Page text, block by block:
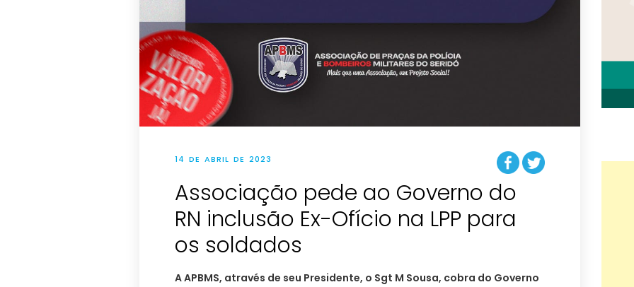
14 DE ABRIL DE 2023
Associação pede ao Governo do
RN inclusão Ex-Ofício na LPP para
os soldados
A APBMS, através de seu Presidente, o Sgt M Sousa, cobra do Governo